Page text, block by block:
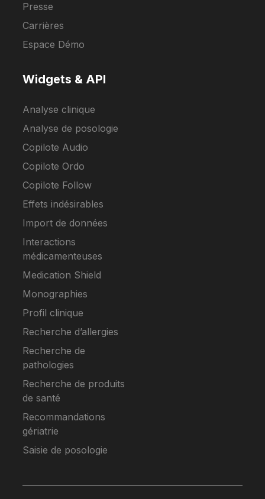
Presse
Carrières
Espace Démo
Widgets & API
Analyse clinique
Analyse de posologie
Copilote Audio
Copilote Ordo
Copilote Follow
Effets indésirables
Import de données
Interactions
médicamenteuses
Medication Shield
Monographies
Profil clinique
Recherche d’allergies
Recherche de
pathologies
Recherche de produits
de santé
Recommandations
gériatrie
Saisie de posologie